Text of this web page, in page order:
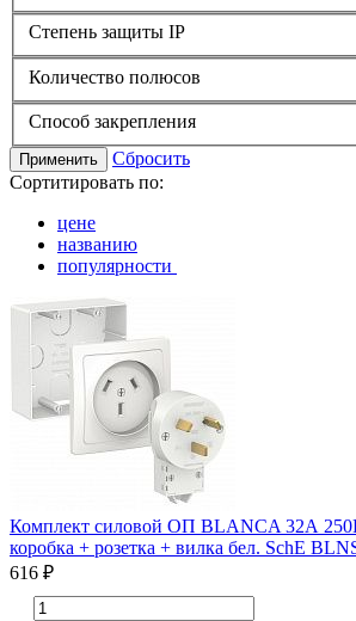
Степень защиты IP
Количество полюсов
Способ закрепления
Применить
Сбросить
Сортитировать по:
цене
названию
популярности
Комплект силовой ОП BLANCA 32А
коробка + розетка + вилка бел. SchE
616 ₽